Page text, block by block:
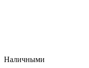
Наличными